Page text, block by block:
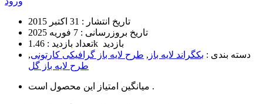
تاریخ انتشار : 31 اکتبر 2015
تاریخ بروزرسانی : 7 فوریه 2025
تعداد بازدید :
1.46k بازدید
دسته بندی : بکگراند لایه باز , طرح لایه باز گرافیکی کارتونی,
طرح لایه باز گل
میانگین امتیاز این محصول است .